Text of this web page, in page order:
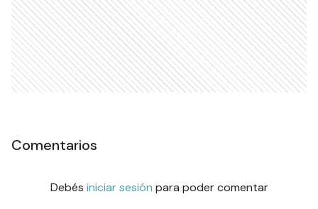
Comentarios
Debés iniciar sesión para poder comentar